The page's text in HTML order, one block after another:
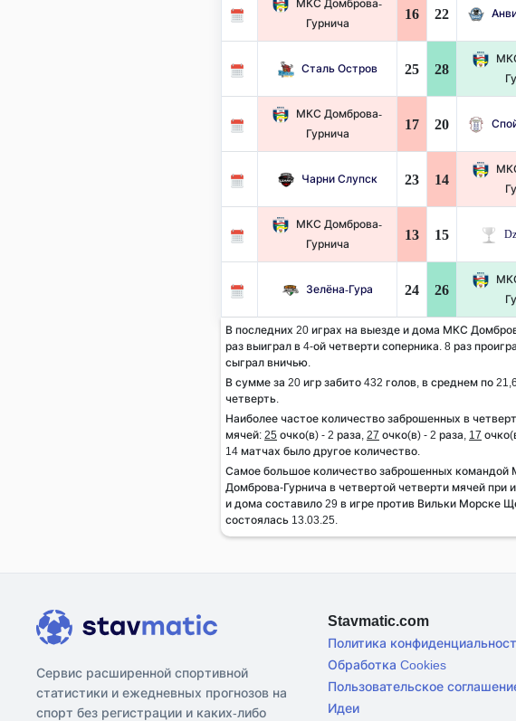
МКС Домброва-
Гурнича
16 22
Сталь Остров 25 28
МКС Домброва-
Гурнича
17 20
Чарни Слупск 23 14
МКС Домброва-
Гурнича
13 15
Зелёна-Гура 24 26
В последних 20 играх на выезде и дома МКС
раз выиграл в 4-ой четверти соперника. 8 раз
сыграл вничью.
В сумме за 20 игр забито 432 голов, в среднем по
четверть.
Наиболее частое количество заброшенных в
мячей: 25 очко(в) - 2 раза, 27 очко(в) - 2 раза, 17
14 матчах было другое количество.
Самое большое количество заброшенных командой
Домброва-Гурнича в четвертой четверти мячей при
и дома составило 29 в игре против Вильки Морске
состоялась 13.03.25.
Сервис расширенной спортивной
статистики и ежедневных прогнозов на
спорт без регистрации и каких-либо
Stavmatic.com
Политика
Обработка Cookies
Пользовательское
Идеи